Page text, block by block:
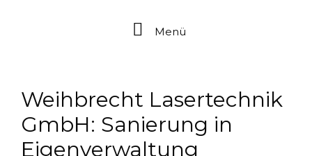
Menü
Weihbrecht Lasertechnik
GmbH: Sanierung in
Eigenverwaltung